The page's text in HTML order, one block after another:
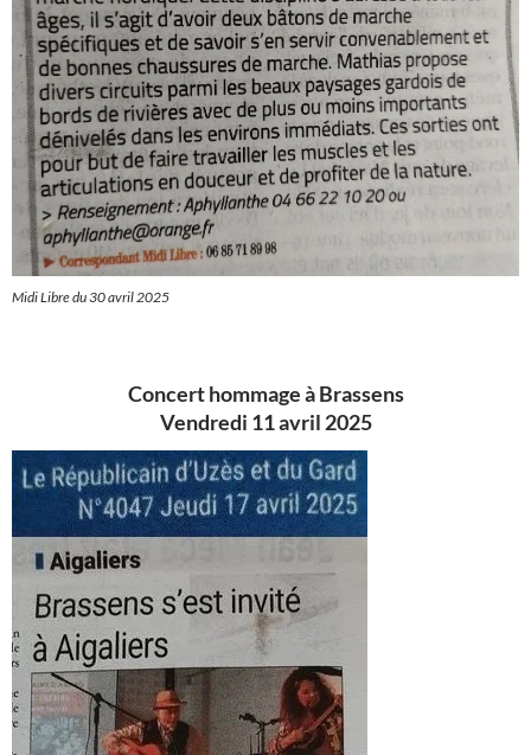
Midi Libre du 30 avril 2025
Concert hommage à Brassens
Vendredi 11 avril 2025